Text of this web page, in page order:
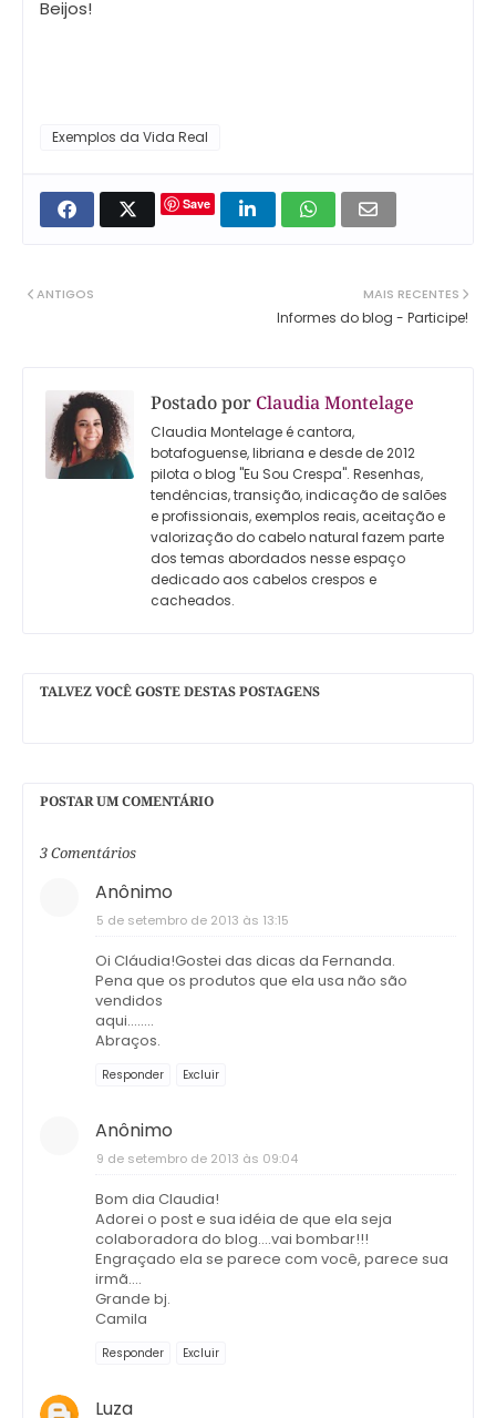
Beijos!
Exemplos da Vida Real
Save
MAIS RECENTES
Informes do blog - Participe!
ANTIGOS
Postado por Claudia Montelage
Claudia Montelage é cantora,
botafoguense, libriana e desde de 2012
pilota o blog "Eu Sou Crespa". Resenhas,
tendências, transição, indicação de salões
e profissionais, exemplos reais, aceitação e
valorização do cabelo natural fazem parte
dos temas abordados nesse espaço
dedicado aos cabelos crespos e
cacheados.
TALVEZ VOCÊ GOSTE DESTAS POSTAGENS
POSTAR UM COMENTÁRIO
3 Comentários
Anônimo
5 de setembro de 2013 às 13:15
Oi Cláudia!Gostei das dicas da Fernanda.
Pena que os produtos que ela usa não são
vendidos
aqui........
Abraços.
Responder Excluir
Anônimo
9 de setembro de 2013 às 09:04
Bom dia Claudia!
Adorei o post e sua idéia de que ela seja
colaboradora do blog....vai bombar!!!
Engraçado ela se parece com você, parece sua
irmã....
Grande bj.
Camila
Responder Excluir
Luza